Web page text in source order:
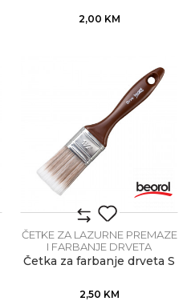
2,00 KM
ČETKE ZA LAZURNE PREMAZE
I FARBANJE DRVETA
Četka za farbanje drveta S
2,50 KM